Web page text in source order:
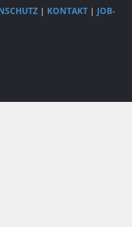
| KONTAKT | JOB-